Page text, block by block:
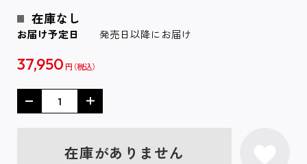
在庫なし
お届け予定日 発売日以降にお届け
37,950 円
在庫がありません